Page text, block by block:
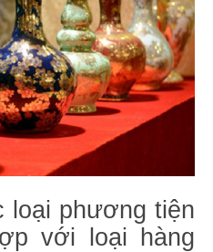
loại phương tiện
với loại hàng